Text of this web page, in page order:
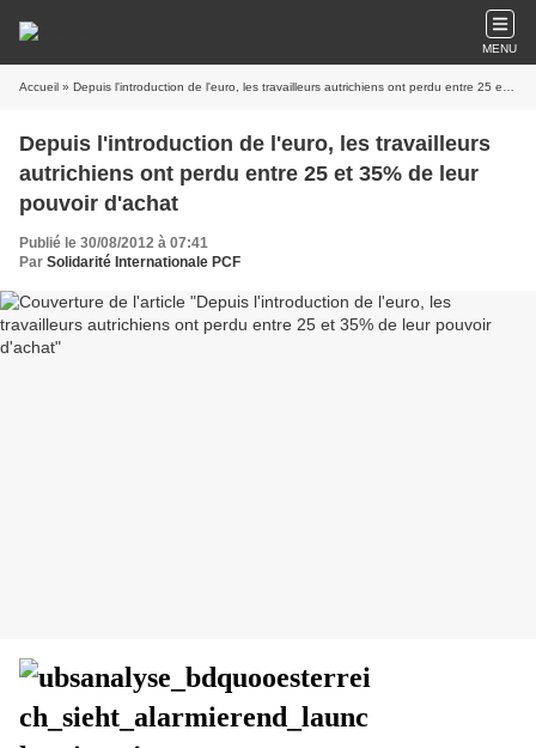
MENU
Accueil » Depuis l'introduction de l'euro, les travailleurs autrichiens ont perdu entre 25 et 35% de leur pouvoir d'achat
Depuis l'introduction de l'euro, les travailleurs
autrichiens ont perdu entre 25 et 35% de leur
pouvoir d'achat
Publié le 30/08/2012 à 07:41
Par Solidarité Internationale PCF